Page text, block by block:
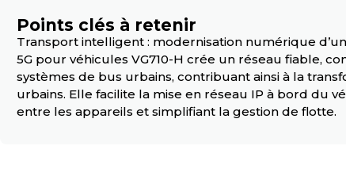
Points clés à retenir
Transport intelligent : modernisation numérique
5G pour véhicules VG710-H crée un réseau fiable,
systèmes de bus urbains, contribuant ainsi à la
urbains. Elle facilite la mise en réseau IP à bord du
entre les appareils et simplifiant la gestion de flotte.